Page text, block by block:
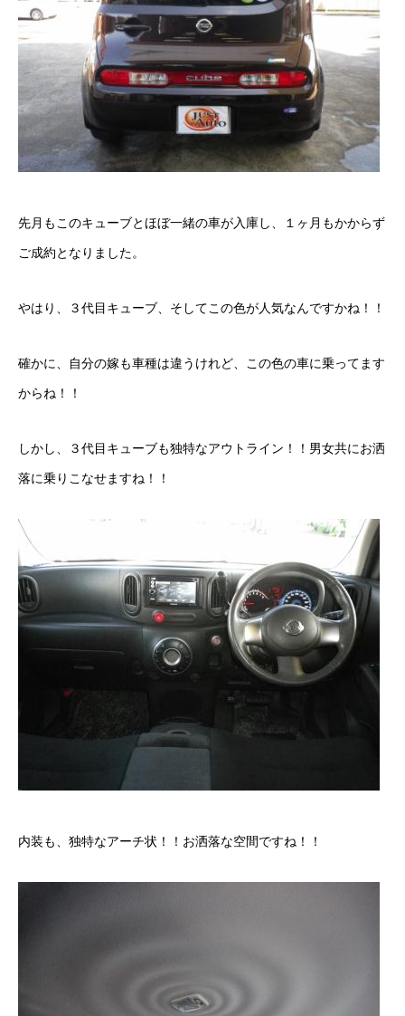
ご挨拶
会社概要
沿革
クロちゃんの独り言
ご納車
車磨き
保険
お問い合わせ プライバシーポリシー
先月もこのキューブとほぼ一緒の車が入庫し、１ヶ月もかからず
ご成約となりました。
やはり、３代目キューブ、そしてこの色が人気なんですかね！！
確かに、自分の嫁も車種は違うけれど、この色の車に乗ってます
からね！！
しかし、３代目キューブも独特なアウトライン！！男女共にお洒
落に乗りこなせますね！！
内装も、独特なアーチ状！！お洒落な空間ですね！！